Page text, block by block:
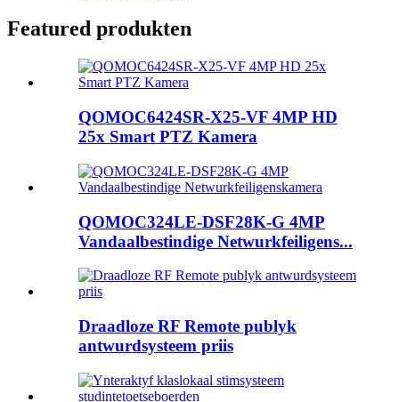
Featured produkten
QOMOC6424SR-X25-VF 4MP HD
25x Smart PTZ Kamera
QOMOC324LE-DSF28K-G 4MP
Vandaalbestindige Netwurkfeiligens...
Draadloze RF Remote publyk
antwurdsysteem priis